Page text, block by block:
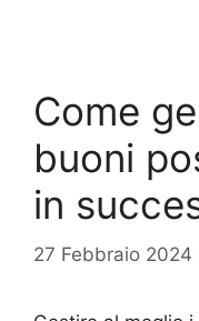
Come
buoni
in
27 Febbraio 2024